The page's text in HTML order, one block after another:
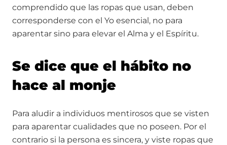
comprendido que las ropas que usan, deben
corresponderse con el Yo esencial, no para
aparentar sino para elevar el Alma y el Espíritu.
Se dice que el hábito no
hace al monje
Para aludir a individuos mentirosos que se visten
para aparentar cualidades que no poseen. Por el
contrario si la persona es sincera, y viste ropas que